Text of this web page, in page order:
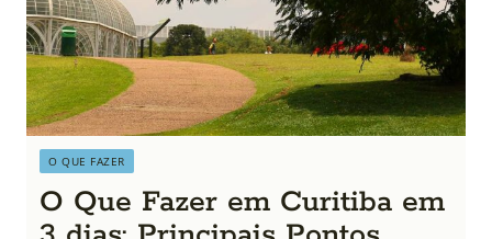
O QUE FAZER
O Que Fazer em Curitiba em